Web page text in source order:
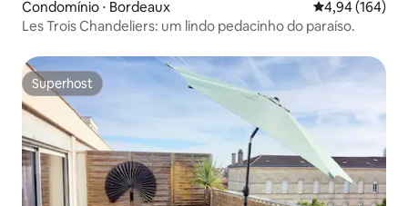
Condomínio ⋅ Bordeaux 4,94 de uma
4,94 (164)
Les Trois Chandeliers: um lindo pedacinho do paraíso.
Superhost
Superhost